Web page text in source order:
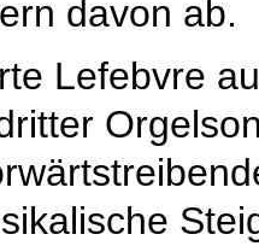
davon ab.
Lefebvre